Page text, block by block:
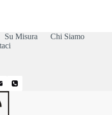
Su Misura
Chi Siamo